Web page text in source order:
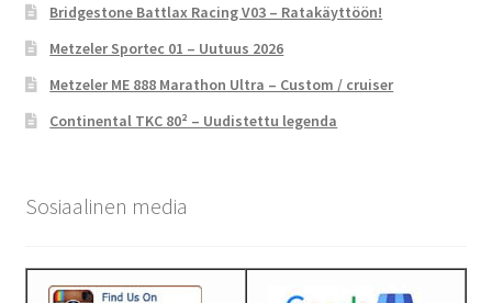
Bridgestone Battlax Racing V03 – Ratakäyttöön!
Metzeler Sportec 01 – Uutuus 2026
Metzeler ME 888 Marathon Ultra – Custom / cruiser
Continental TKC 80² – Uudistettu legenda
Sosiaalinen media